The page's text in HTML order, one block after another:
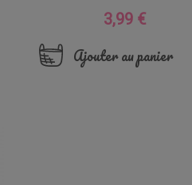
Prix
3,99 €
Ajouter au panier